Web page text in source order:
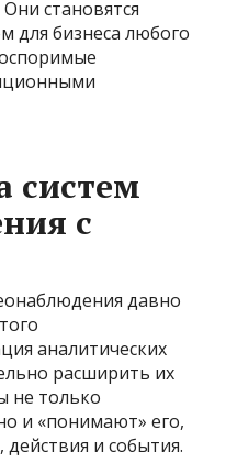
становятся
для бизнеса любого
систем
с
давно
аналитических
расширить их
не только
и «понимают» его,
и события.